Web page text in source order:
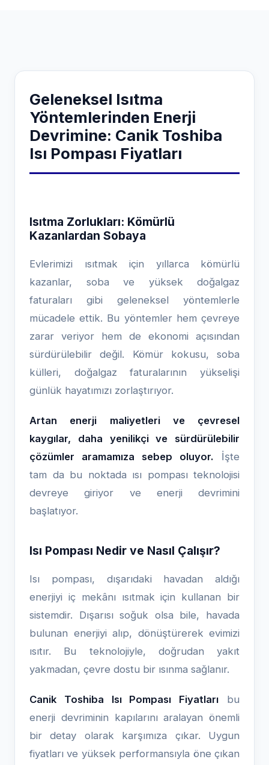
Geleneksel Isıtma
Yöntemlerinden Enerji
Devrimine: Canik Toshiba
Isı Pompası Fiyatları
Isıtma Zorlukları: Kömürlü
Kazanlardan Sobaya
Evlerimizi ısıtmak için yıllarca kömürlü
kazanlar, soba ve yüksek doğalgaz
faturaları gibi geleneksel yöntemlerle
mücadele ettik. Bu yöntemler hem çevreye
zarar veriyor hem de ekonomi açısından
sürdürülebilir değil. Kömür kokusu, soba
külleri, doğalgaz faturalarının yükselişi
günlük hayatımızı zorlaştırıyor.
Artan enerji maliyetleri ve çevresel
kaygılar, daha yenilikçi ve sürdürülebilir
çözümler aramamıza sebep oluyor. İşte
tam da bu noktada ısı pompası teknolojisi
devreye giriyor ve enerji devrimini
başlatıyor.
Isı Pompası Nedir ve Nasıl Çalışır?
Isı pompası, dışarıdaki havadan aldığı
enerjiyi iç mekânı ısıtmak için kullanan bir
sistemdir. Dışarısı soğuk olsa bile, havada
bulunan enerjiyi alıp, dönüştürerek evimizi
ısıtır. Bu teknolojiyle, doğrudan yakıt
yakmadan, çevre dostu bir ısınma sağlanır.
Canik Toshiba Isı Pompası Fiyatları bu
enerji devriminin kapılarını aralayan önemli
bir detay olarak karşımıza çıkar. Uygun
fiyatları ve yüksek performansıyla öne çıkan